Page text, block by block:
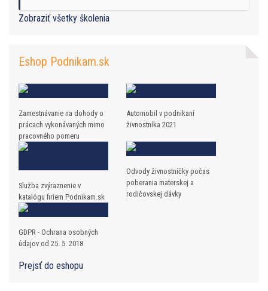
Zobraziť všetky školenia
Eshop Podnikam.sk
Zamestnávanie na dohody o
prácach vykonávaných mimo
pracovného pomeru
Automobil v podnikaní
živnostníka 2021
Služba zvýraznenie v
katalógu firiem Podnikam.sk
Odvody živnostníčky počas
poberania materskej a
rodičovskej dávky
GDPR - Ochrana osobných
údajov od 25. 5. 2018
Prejsť do eshopu